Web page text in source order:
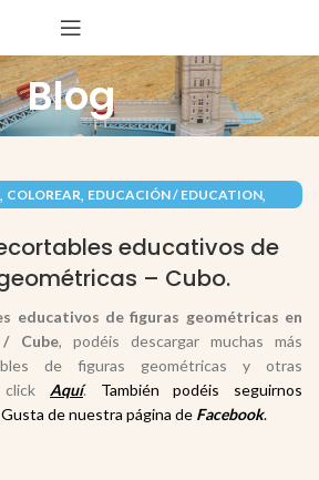
Blog
, COLOREAR, EDUCACIÓN / EDUCATION,
educativos de
– Cubo.
educativos de figuras geométricas en
Cube, podéis descargar muchas más
de figuras geométricas y otras
click Aquí. También podéis seguirnos
de nuestra página de Facebook.